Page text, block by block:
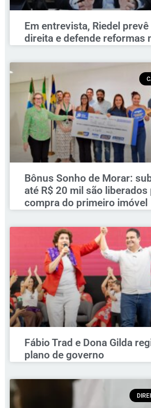
Em entrevista, Riedel
direita e defende reformas
Bônus Sonho de Morar:
até R$ 20 mil são liberados
compra do primeiro imóvel
Fábio Trad e Dona Gilda
plano de governo